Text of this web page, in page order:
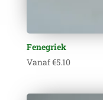
Fenegriek
Vanaf€5.10